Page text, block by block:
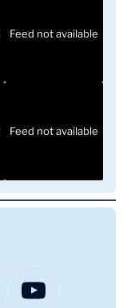
Feed not available
Feed not available
YouTube